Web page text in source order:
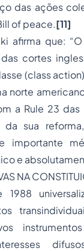
das ações
of peace.[11]
afirma que:
cortes
(class
norte
a Rule 23 das
da sua
importante
e
NA
1988